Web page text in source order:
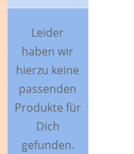
Leider
haben wir
hierzu keine
passenden
Produkte für
Dich
gefunden.